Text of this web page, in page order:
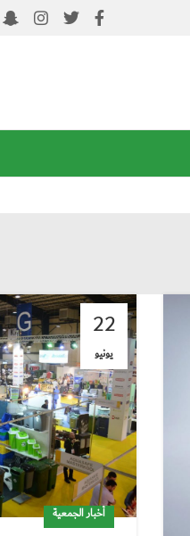
22
يونيو
أخبار الجمعية